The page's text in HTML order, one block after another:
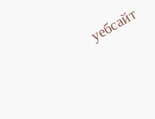
уебсайт